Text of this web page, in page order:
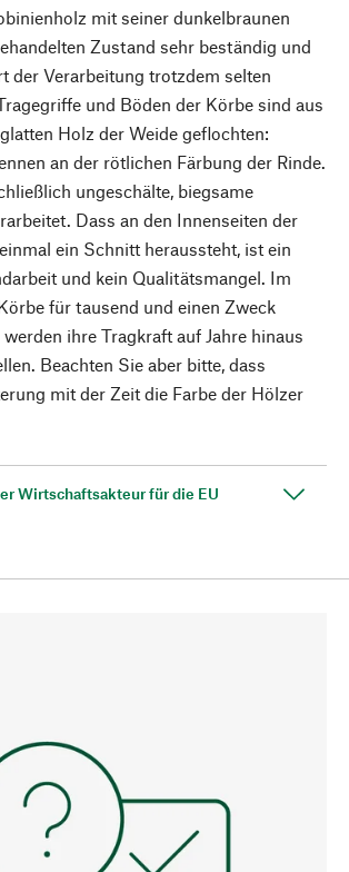
mit seiner dunkelbraunen
Zustand sehr beständig und
der Verarbeitung trotzdem selten
und Böden der Körbe sind aus
Holz der Weide geflochten:
an der rötlichen Färbung der Rinde.
ungeschälte, biegsame
Dass an den Innenseiten der
ein Schnitt heraussteht, ist ein
und kein Qualitätsmangel. Im
für tausend und einen Zweck
ihre Tragkraft auf Jahre hinaus
Beachten Sie aber bitte, dass
mit der Zeit die Farbe der Hölzer
Wirtschaftsakteur für die EU